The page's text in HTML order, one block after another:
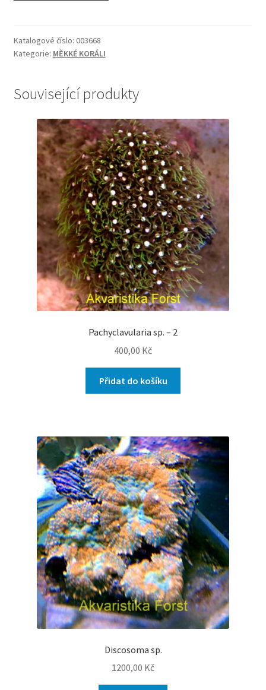
množství
Katalogové číslo: 003668
Kategorie: MĚKKÉ KORÁLI
Související produkty
Pachyclavularia sp. – 2
400,00 Kč
Přidat do košíku
Discosoma sp.
1200,00 Kč